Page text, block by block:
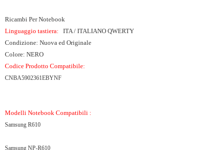
Ricambi Per Notebook
Linguaggio tastiera:
ITA / ITALIANO QWERTY
Condizione: Nuova ed Originale
Colore: NERO
Codice Prodotto Compatibile:
CNBA5902361EBYNF
Modelli Notebook Compatibili :
Samsung R610
Samsung NP-R610